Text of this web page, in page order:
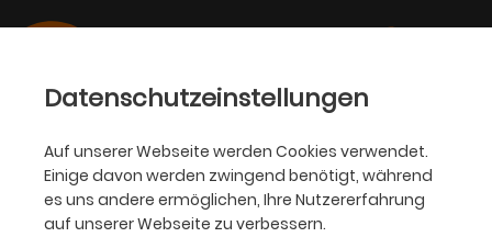
Datenschutzeinstellungen
Auf unserer Webseite werden Cookies verwendet.
Einige davon werden zwingend benötigt, während
es uns andere ermöglichen, Ihre Nutzererfahrung
auf unserer Webseite zu verbessern.
PHILHARMONIKER